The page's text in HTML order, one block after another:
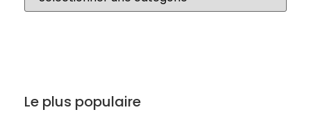
Le plus populaire